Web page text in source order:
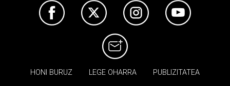
HONI BURUZ LEGE OHARRA PUBLIZITATEA